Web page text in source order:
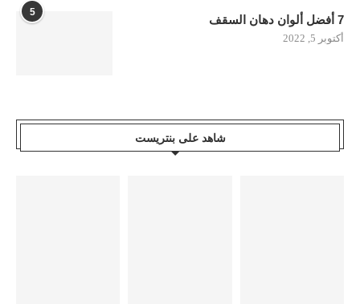
5
7 أفضل ألوان دهان السقف
أكتوبر 5, 2022
شاهد على بنتريست